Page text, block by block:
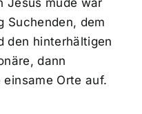
Suchenden, dem
den hinterhältigen
dann
Orte auf.